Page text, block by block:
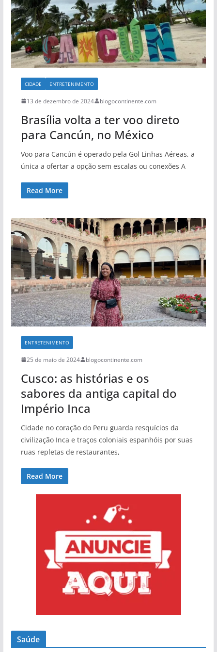
CIDADE ENTRETENIMENTO
13 de dezembro de 2024 blogocontinente.com
Brasília volta a ter voo direto
para Cancún, no México
Voo para Cancún é operado pela Gol Linhas Aéreas, a
única a ofertar a opção sem escalas ou conexões A
Read More
ENTRETENIMENTO
25 de maio de 2024 blogocontinente.com
Cusco: as histórias e os
sabores da antiga capital do
Império Inca
Cidade no coração do Peru guarda resquícios da
civilização Inca e traços coloniais espanhóis por suas
ruas repletas de restaurantes,
Read More
Saúde